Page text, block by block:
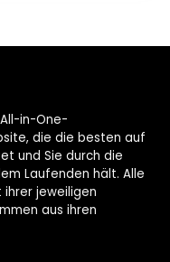
in-One-
die die besten auf
und Sie durch die
Laufenden hält. Alle
jeweiligen
aus ihren